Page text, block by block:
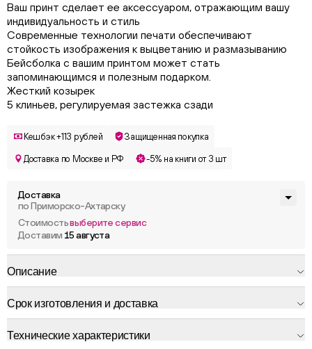
Ваш принт сделает ее аксессуаром, отражающим вашу
индивидуальность и стиль
Современные технологии печати обеспечивают
стойкость изображения к выцветанию и размазыванию
Бейсболка с вашим принтом может стать
запоминающимся и полезным подарком.
Жесткий козырек
5 клиньев, регулируемая застежка сзади
Кешбэк +113 рублей Защищенная покупка
Доставка по Москве и РФ -5% на книги от 3 шт
Доставка
по Приморско-Ахтарску
Стоимостьвыберите сервис
Доставим 15 августа
Описание
Срок изготовления и доставка
Технические характеристики